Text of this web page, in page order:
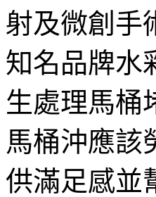
射及微創手
知名品牌水
生處理馬桶
馬桶沖應該
供滿足感並